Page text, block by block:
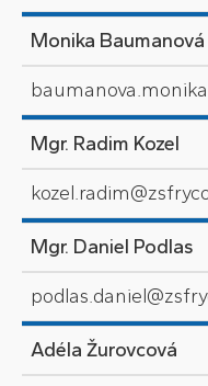
Monika Baumanová
Mgr. Radim Kozel
Mgr. Daniel Podlas
Adéla Žurovcová